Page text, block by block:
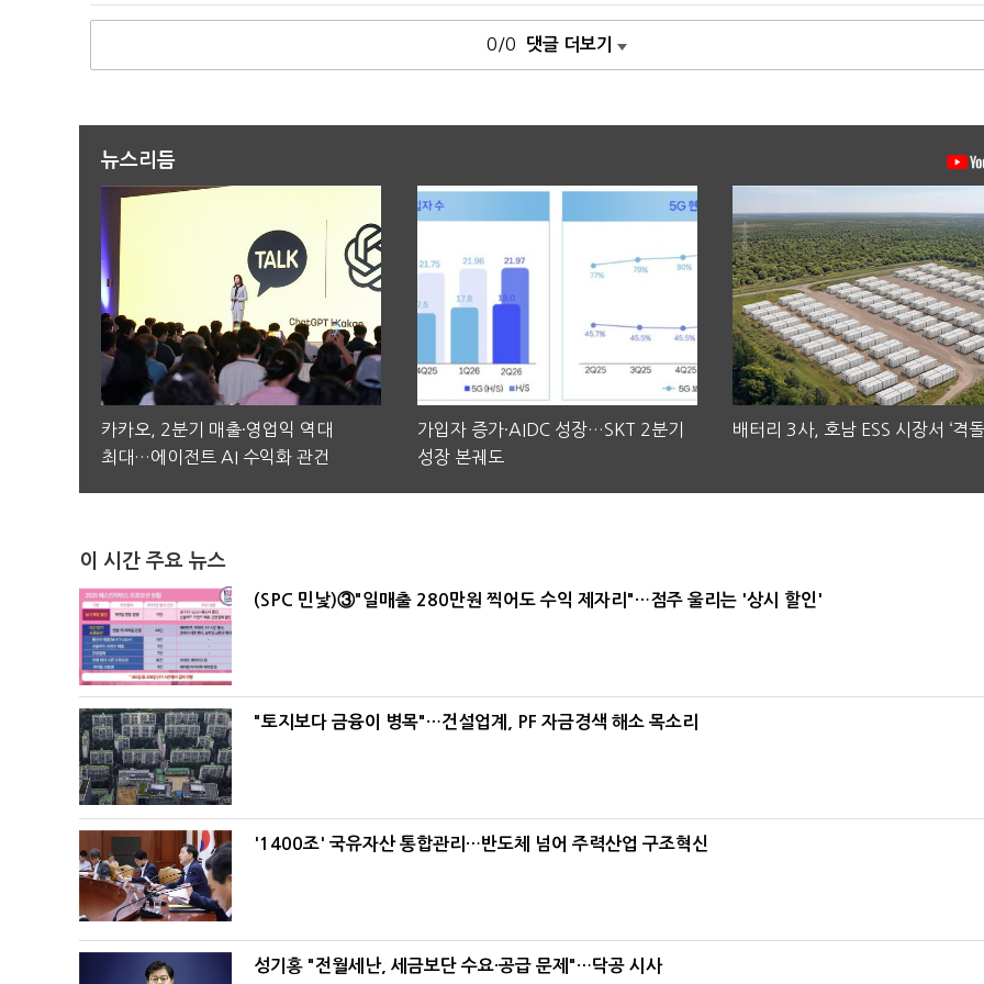
0/0 댓글 더보기
뉴스리듬
카카오, 2분기 매출·영업익 역대
최대…에이전트 AI 수익화 관건
가입자 증가·AIDC 성장…SKT 2분기
성장 본궤도
배터리 3사, 호남 ESS 시장서 ‘격돌
이 시간 주요 뉴스
(SPC 민낯)③"일매출 280만원 찍어도 수익 제자리"…점주 울리는 '상시 할인'
"토지보다 금융이 병목"…건설업계, PF 자금경색 해소 목소리
'1400조' 국유자산 통합관리…반도체 넘어 주력산업 구조혁신
성기홍 "전월세난, 세금보단 수요·공급 문제"…닥공 시사